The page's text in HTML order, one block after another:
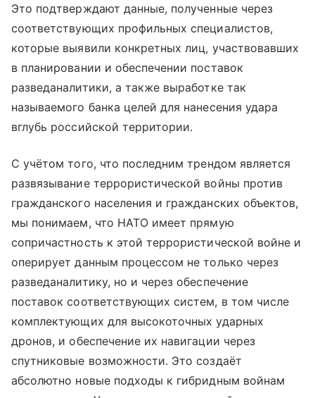
Это подтверждают данные, полученные через
соответствующих профильных специалистов,
которые выявили конкретных лиц, участвовавших
в планировании и обеспечении поставок
разведаналитики, а также выработке так
называемого банка целей для нанесения удара
вглубь российской территории.
С учётом того, что последним трендом является
развязывание террористической войны против
гражданского населения и гражданских объектов,
мы понимаем, что НАТО имеет прямую
сопричастность к этой террористической войне и
оперирует данным процессом не только через
разведаналитику, но и через обеспечение
поставок соответствующих систем, в том числе
комплектующих для высокоточных ударных
дронов, и обеспечение их навигации через
спутниковые возможности. Это создаёт
абсолютно новые подходы к гибридным войнам